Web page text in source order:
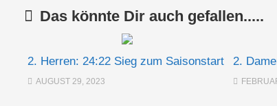
Das könnte Dir auch gefallen.....
2. Herren: 24:22 Sieg zum Saisonstart
AUGUST 29, 2023
2.